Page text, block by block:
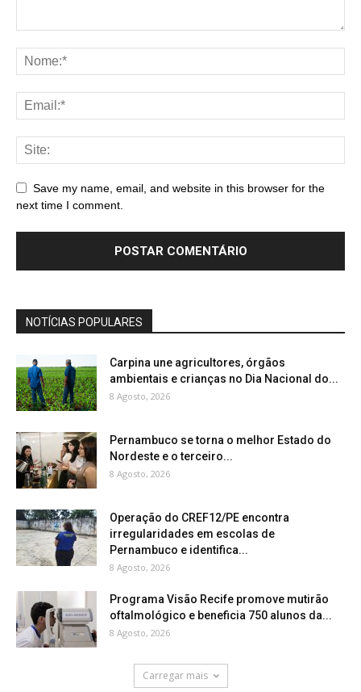
Save my name, email, and website in this browser for the
next time I comment.
NOTÍCIAS POPULARES
Carpina une agricultores, órgãos
ambientais e crianças no Dia Nacional do...
8 Agosto, 2026
Pernambuco se torna o melhor Estado do
Nordeste e o terceiro...
8 Agosto, 2026
Operação do CREF12/PE encontra
irregularidades em escolas de
Pernambuco e identifica...
8 Agosto, 2026
Programa Visão Recife promove mutirão
oftalmológico e beneficia 750 alunos da...
8 Agosto, 2026
Carregar mais